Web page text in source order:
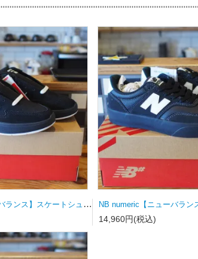
NB numeric【ニューバランス】スケートシューズ UN808LSC
14,960円(税込)